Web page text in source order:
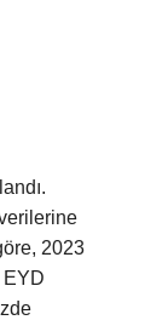
2023
EYD